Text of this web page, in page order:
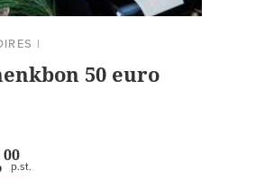
|
50 euro
00
p.st.